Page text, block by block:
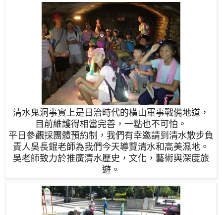
清水鬼洞事實上是日治時代的橫山軍事戰備地道，
目前維護得相當完善，一點也不可怕。
平日參觀採團體預約制， 我們有幸邀請到 清水散步負
責人吳長錕老師為我們今天導覽清水和高美濕地。
吳老師致力於推廣清水歷史，文化，藝術與深度旅
遊。